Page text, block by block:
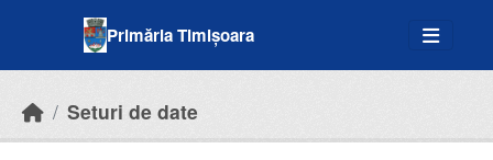
Primăria Timișoara
Seturi de date